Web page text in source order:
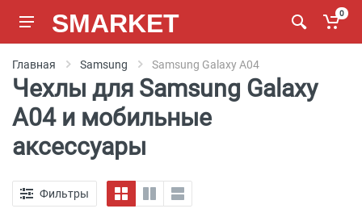
SMARKET 0
Главная Samsung Samsung Galaxy A04
Чехлы для Samsung Galaxy
A04 и мобильные
аксессуары
Фильтры